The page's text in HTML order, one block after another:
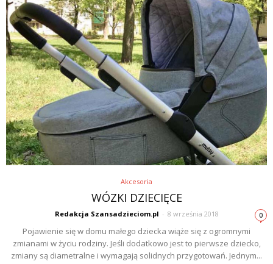
Akcesoria
WÓZKI DZIECIĘCE
Redakcja Szansadzieciom.pl - 8 września 2018 0
Pojawienie się w domu małego dziecka wiąże się z ogromnymi
zmianami w życiu rodziny. Jeśli dodatkowo jest to pierwsze dziecko,
zmiany są diametralne i wymagają solidnych przygotowań. Jednym...